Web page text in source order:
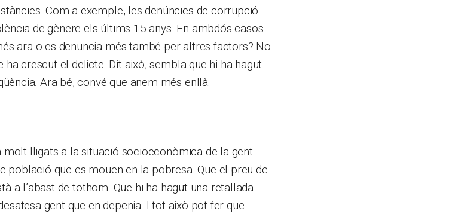
Com a exemple, les denúncies de corrupció
de gènere els últims 15 anys. En ambdós casos
ara o es denuncia més també per altres factors? No
crescut el delicte. Dit això, sembla que hi ha hagut
Ara bé, convé que anem més enllà.
molt lligats a la situació socioeconòmica de la gent
població que es mouen en la pobresa. Que el preu de
a l’abast de tothom. Que hi ha hagut una retallada
gent que en depenia. I tot això pot fer que